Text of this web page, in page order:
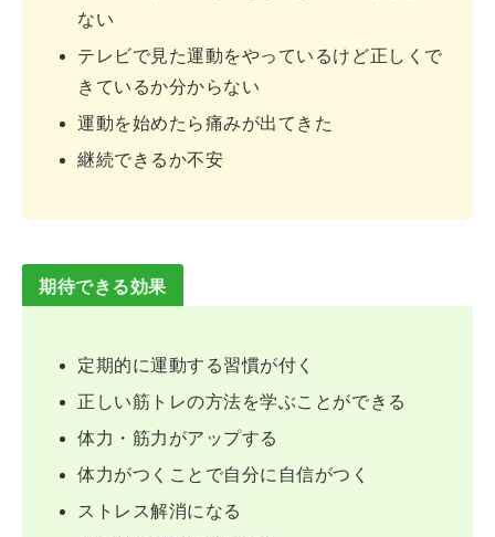
ない
テレビで見た運動をやっているけど正しくで
きているか分からない
運動を始めたら痛みが出てきた
継続できるか不安
期待できる効果
定期的に運動する習慣が付く
正しい筋トレの方法を学ぶことができる
体力・筋力がアップする
体力がつくことで自分に自信がつく
ストレス解消になる